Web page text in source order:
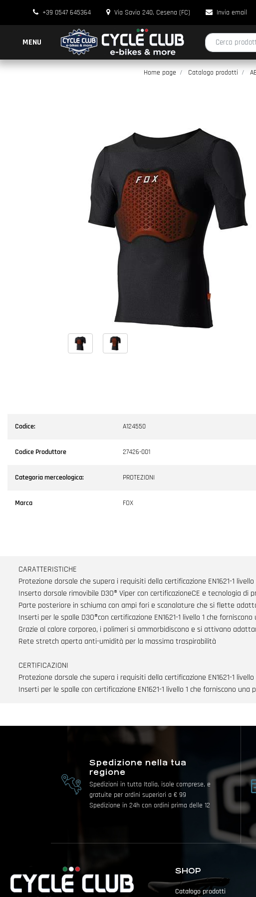
+39 0547 645364 Via Savio 240, Cesena (FC) Invia email
MENU La modifica di un
Home page Catalogo prodotti
Codice: A124550
Codice Produttore 27426-001
Categoria merceologica: PROTEZIONI
Marca FOX
CARATTERISTICHE
Protezione dorsale che supera i requisiti della certificazione EN1621-1
Inserto dorsale rimovibile D3O® Viper con certificazioneCE e tecnologia
Parte posteriore in schiuma con ampi fori e scanalature che si flette
Inserti per le spalle D3O®con certificazione EN1621-1 livello 1 che
Grazie al calore corporeo, i polimeri si ammorbidiscono e si attivano
Rete stretch aperta anti-umidità per la massima traspirabilità
CERTIFICAZIONI
Protezione dorsale che supera i requisiti della certificazione EN1621-1 livello
Inserti per le spalle con certificazione EN1621-1 livello 1 che forniscono una
Spedizione nella tua
regione
Spedizioni in tutta Italia, isole comprese, e
gratuite per ordini superiori a € 99
Spedizione in 24h con ordini prima delle 12
SHOP
Catalogo prodotti